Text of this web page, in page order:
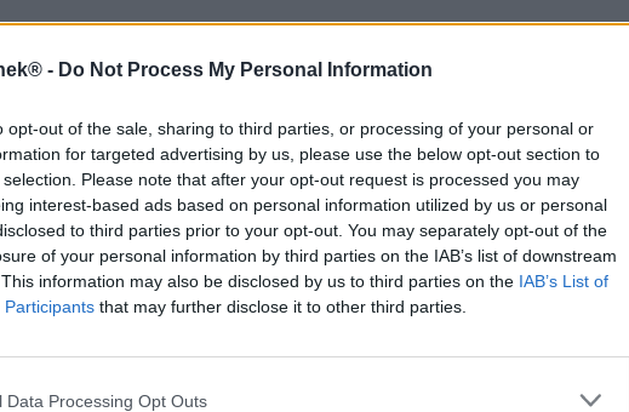
- Do Not Process My Personal Information
opt-out of the sale, sharing to third parties, or processing of your personal or
for targeted advertising by us, please use the below opt-out section to
Please note that after your opt-out request is processed you may
interest-based ads based on personal information utilized by us or personal
to third parties prior to your opt-out. You may separately opt-out of the
of your personal information by third parties on the IAB’s list of downstream
information may also be disclosed by us to third parties on the IAB’s List of
Participants that may further disclose it to other third parties.
Data Processing Opt Outs
1 verpakking = slechts 1x verzendkosten
1 verpakking = slechts 1x verzendkosten
= 2x verzendkosten